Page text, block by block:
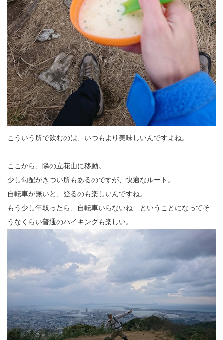
こういう所で飲むのは、いつもより美味しいんですよね。
ここから、隣の立花山に移動。
少し勾配がきつい所もあるのですが、快適なルート。
自転車が無いと、登るのも楽しいんですね。
もう少し年取ったら、自転車いらないね ということになってそ
うなくらい普通のハイキングも楽しい。